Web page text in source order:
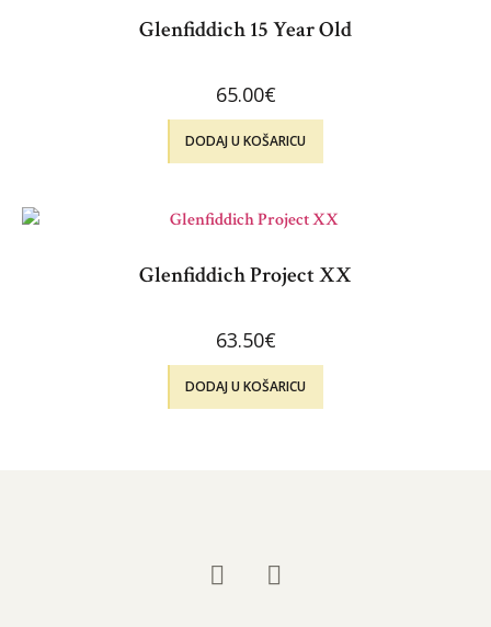
Glenfiddich 15 Year Old
65.00€
DODAJ U KOŠARICU
Glenfiddich Project XX
63.50€
DODAJ U KOŠARICU